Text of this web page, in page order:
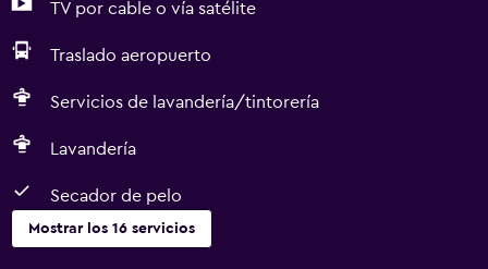
TV por cable o vía satélite
Traslado aeropuerto
Servicios de lavandería/tintorería
Lavandería
Secador de pelo
Mostrar los 16 servicios